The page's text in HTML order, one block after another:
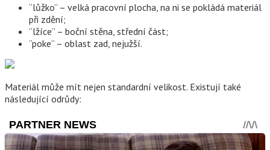
“lůžko” – velká pracovní plocha, na ni se pokládá materiál
při zdění;
“lžíce” – boční stěna, střední část;
“poke” – oblast zad, nejužší.
Materiál může mít nejen standardní velikost. Existují také
následující odrůdy: